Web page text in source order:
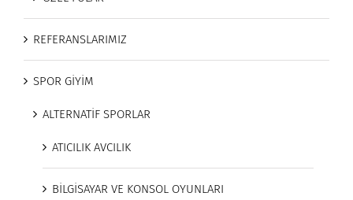
REFERANSLARIMIZ
SPOR GİYİM
ALTERNATİF SPORLAR
ATICILIK AVCILIK
BİLGİSAYAR VE KONSOL OYUNLARI